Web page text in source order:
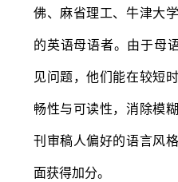
佛、麻省理工、牛津大
的英语母语者。由于母
见问题，他们能在较短
畅性与可读性，消除模
刊审稿人偏好的语言风
面获得加分。